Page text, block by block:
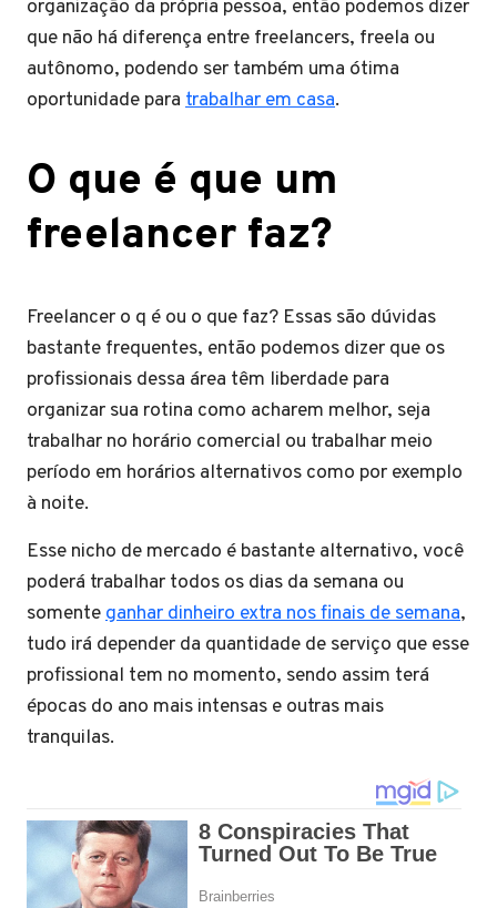
organização da própria pessoa, então podemos dizer
que não há diferença entre freelancers, freela ou
autônomo, podendo ser também uma ótima
oportunidade para trabalhar em casa.
O que é que um
freelancer faz?
Freelancer o q é ou o que faz? Essas são dúvidas
bastante frequentes, então podemos dizer que os
profissionais dessa área têm liberdade para
organizar sua rotina como acharem melhor, seja
trabalhar no horário comercial ou trabalhar meio
período em horários alternativos como por exemplo
à noite.
Esse nicho de mercado é bastante alternativo, você
poderá trabalhar todos os dias da semana ou
somenteganhar dinheiro extra nos finais de semana,
tudo irá depender da quantidade de serviço que esse
profissional tem no momento, sendo assim terá
épocas do ano mais intensas e outras mais
tranquilas.